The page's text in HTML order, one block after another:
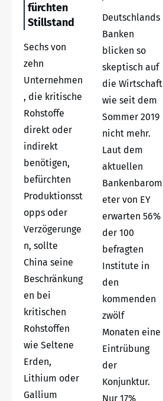
fürchten
Stillstand
Sechs von
zehn
Unternehmen
, die kritische
Rohstoffe
direkt oder
indirekt
benötigen,
befürchten
Produktionsst
opps oder
Verzögerunge
n, sollte
China seine
Beschränkung
en bei
kritischen
Rohstoffen
wie Seltene
Erden,
Lithium oder
Gallium
Deutschlands
Banken
blicken so
skeptisch auf
die Wirtschaft
wie seit dem
Sommer 2019
nicht mehr.
Laut dem
aktuellen
Bankenbarom
eter von EY
erwarten 56%
der 100
befragten
Institute in
den
kommenden
zwölf
Monaten eine
Eintrübung
der
Konjunktur.
Nur 17%